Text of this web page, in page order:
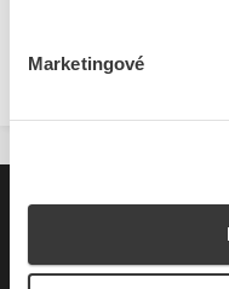
Marketingové
Pro zákazníky